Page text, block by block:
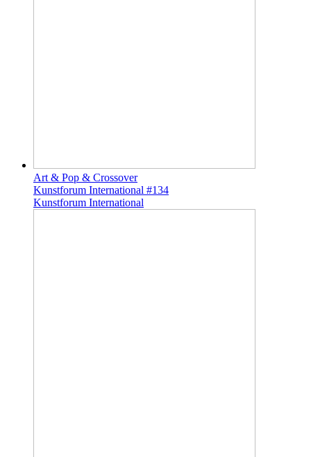
Art & Pop & Crossover
Kunstforum International #134
Kunstforum International